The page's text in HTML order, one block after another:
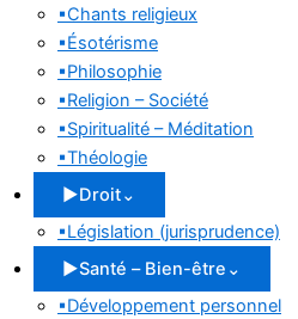
▪Chants religieux
▪Ésotérisme
▪Philosophie
▪Religion – Société
▪Spiritualité – Méditation
▪Théologie
▶Droit⌄
▪Législation (jurisprudence)
▶Santé – Bien-être ⌄
▪Développement personnel